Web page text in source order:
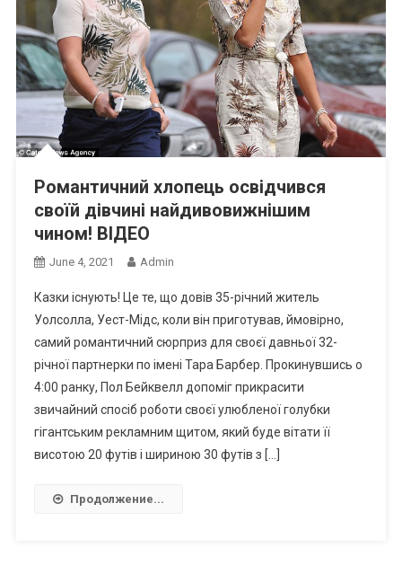
Романтичний хлопець освідчився
своїй дівчині найдивовижнішим
чином! ВIДЕО
June 4, 2021 Admin
Казки існують! Це те, що довів 35-річний житель
Уолсолла, Уест-Мідс, коли він приготував, ймовірно,
самий романтичний сюрприз для своєї давньої 32-
річної партнерки по імені Тара Барбер. Прокинувшись о
4:00 ранку, Пол Бейквелл допоміг прикрасити
звичайний спосіб роботи своєї улюбленої голубки
гігантським рекламним щитом, який буде вітати її
висотою 20 футів і шириною 30 футів з […]
Продолжение...